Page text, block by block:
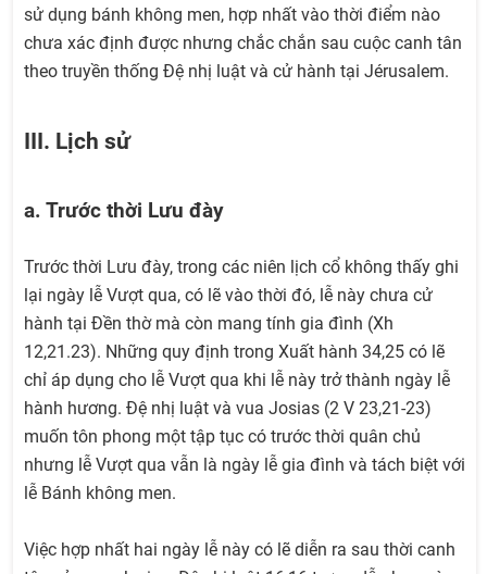
sử dụng bánh không men, hợp nhất vào thời điểm nào
chưa xác định được nhưng chắc chắn sau cuộc canh tân
theo truyền thống Đệ nhị luật và cử hành tại Jérusalem.
III. Lịch sử
a. Trước thời Lưu đày
Trước thời Lưu đày, trong các niên lịch cổ không thấy ghi
lại ngày lễ Vượt qua, có lẽ vào thời đó, lễ này chưa cử
hành tại Đền thờ mà còn mang tính gia đình (Xh
12,21.23). Những quy định trong Xuất hành 34,25 có lẽ
chỉ áp dụng cho lễ Vượt qua khi lễ này trở thành ngày lễ
hành hương. Đệ nhị luật và vua Josias (2 V 23,21-23)
muốn tôn phong một tập tục có trước thời quân chủ
nhưng lễ Vượt qua vẫn là ngày lễ gia đình và tách biệt với
lễ Bánh không men.
Việc hợp nhất hai ngày lễ này có lẽ diễn ra sau thời canh